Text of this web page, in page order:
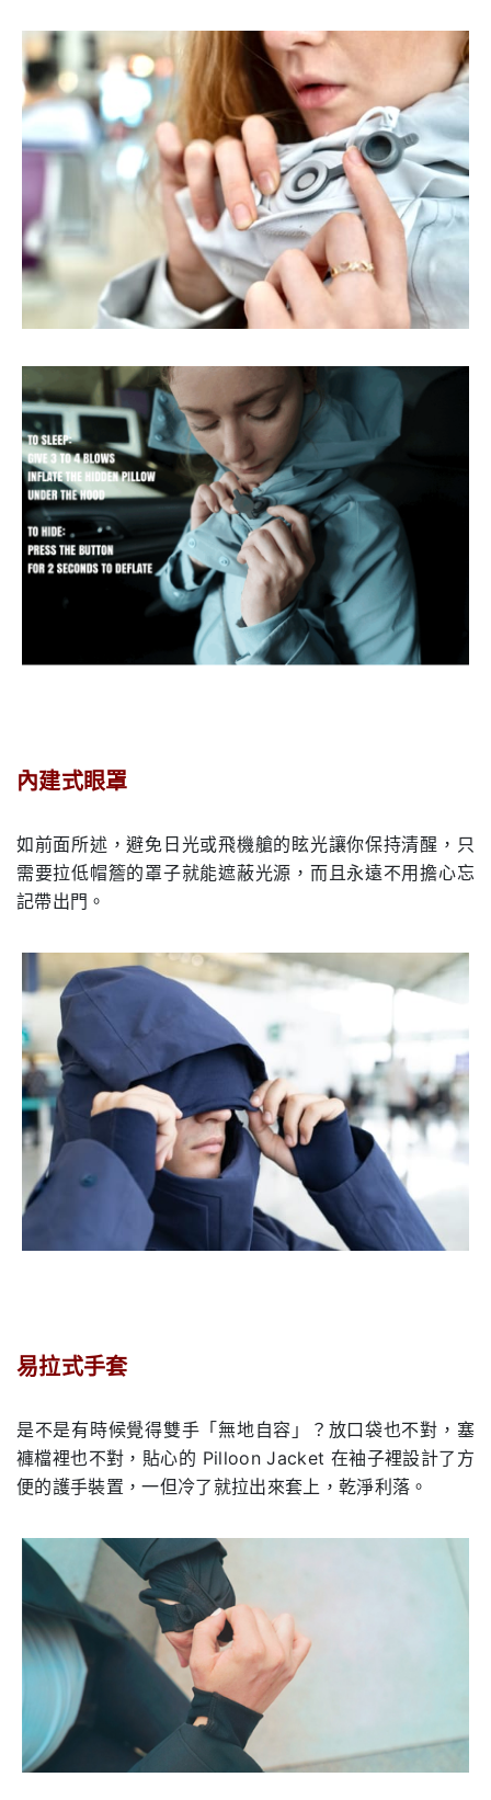
內建式眼罩
如前面所述，避免日光或飛機艙的眩光讓你保持清醒，只
需要拉低帽簷的罩子就能遮蔽光源，而且永遠不用擔心忘
記帶出門。
易拉式手套
是不是有時候覺得雙手「無地自容」？放口袋也不對，塞
褲檔裡也不對，貼心的 Pilloon Jacket 在袖子裡設計了方
便的護手裝置，一但冷了就拉出來套上，乾淨利落。